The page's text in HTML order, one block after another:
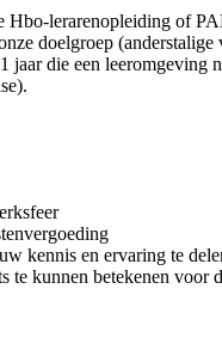
Hbo-lerarenopleiding of
doelgroep (anderstalige
jaar die een leeromgeving
kennis en ervaring te
te kunnen betekenen voor